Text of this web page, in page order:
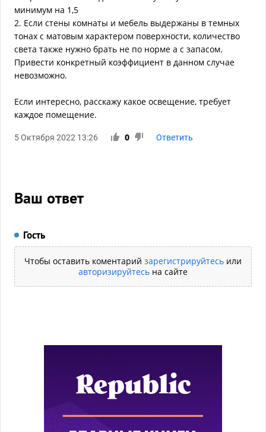
минимум на 1,5
2. Если стены комнаты и мебель выдержаны в темных
тонах с матовым характером поверхности, количество
света также нужно брать не по норме а с запасом.
Привести конкретный коэффициент в данном случае
невозможно.
Если интересно, расскажу какое освещение, требует
каждое помещение.
5 Октября 2022 13:26 0 Ответить
Ваш ответ
Гость
Чтобы оставить коментарий зарегистрируйтесь или
авторизируйтесь на сайте